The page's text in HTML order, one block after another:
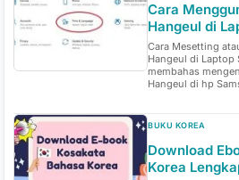
Cara
Hangeul di
Cara Mesetting
Hangeul di Laptop
membahas
Hangeul di hp
BUKU KOREA
Download
Korea